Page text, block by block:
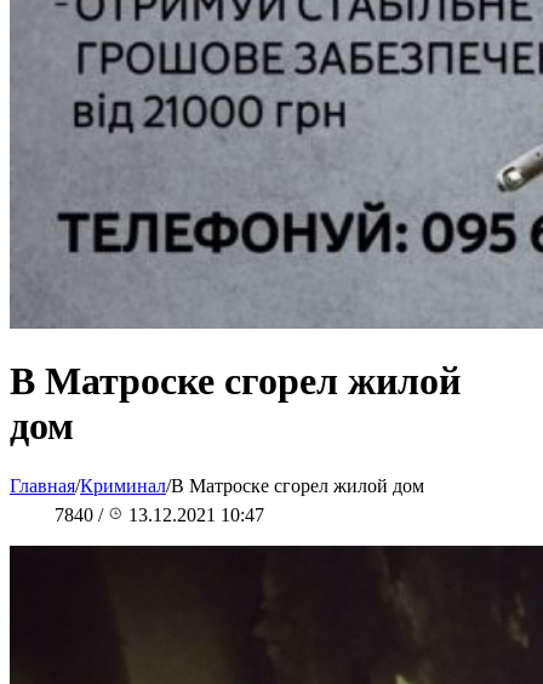
В Матроске сгорел жилой
дом
Главная/Криминал/В Матроске сгорел жилой дом
7840 / 13.12.2021 10:47